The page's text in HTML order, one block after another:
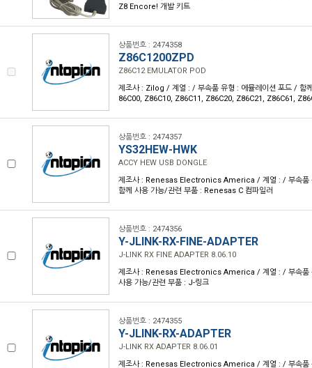
Z8 Encore! 개발 키트
상품번호 : 2474358
Z86C1200ZPD
Z86C12 EMULATOR POD
제조사 : Zilog / 계열 : / 부속품 유형 : 에뮬레이션 포드 / 함
86C00, Z86C10, Z86C11, Z86C20, Z86C21, Z86C61,
상품번호 : 2474357
YS32HEW-HWK
ACCY HEW USB DONGLE
제조사 : Renesas Electronics America / 계열 : / 부속품
함께 사용 가능/관련 부품 : Renesas C 컴파일러
상품번호 : 2474356
Y-JLINK-RX-FINE-ADAPTER
J-LINK RX FINE ADAPTER 8.06.10
제조사 : Renesas Electronics America / 계열 : / 부속품
사용 가능/관련 부품 : J-링크
상품번호 : 2474355
Y-JLINK-RX-ADAPTER
J-LINK RX ADAPTER 8.06.01
제조사 : Renesas Electronics America / 계열 : / 부속품